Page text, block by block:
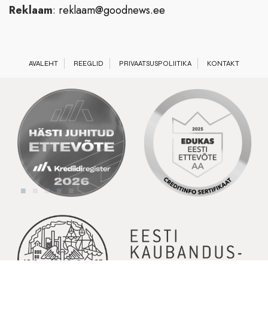
Reklaam: reklaam@goodnews.ee
AVALEHT REEGLID PRIVAATSUSPOLIITIKA KONTAKT